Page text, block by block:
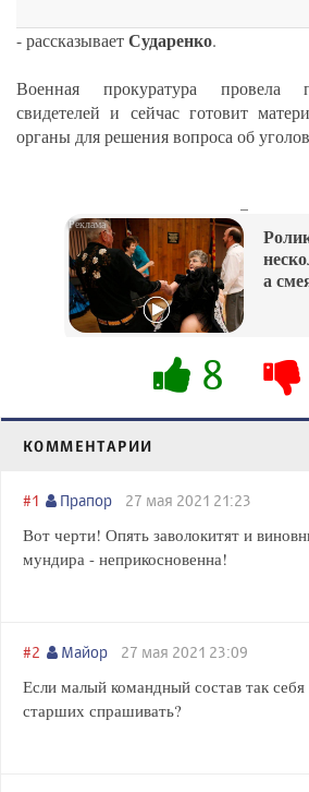
- рассказываетСударенко.
Военная прокуратура провела
свидетелей и сейчас готовит
органы для решения вопроса об
а
8
КОММЕНТАРИИ
#1 Прапор 27 мая 2021 21:23
Вот черти! Опять заволокитят и
мундира - неприкосновенна!
#2 Майор 27 мая 2021 23:09
Если малый командный состав так себя
старших спрашивать?